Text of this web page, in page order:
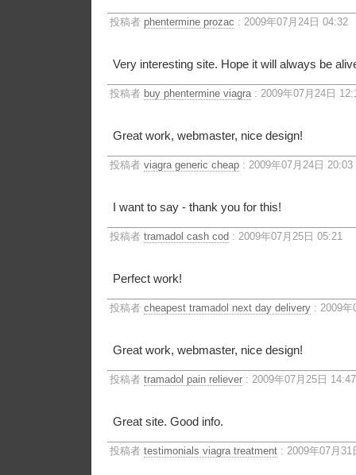
投稿者 phentermine prozac : 2009年07月24日 04:32
Very interesting site. Hope it will always be
投稿者 buy phentermine viagra: 2009年07月24日
Great work, webmaster, nice design!
投稿者 viagra generic cheap : 2009年07月24日 20:03
I want to say - thank you for this!
投稿者 tramadol cash cod : 2009年07月25日 05:21
Perfect work!
投稿者 cheapest tramadol next day delivery : 2009年
Great work, webmaster, nice design!
投稿者 tramadol pain reliever : 2009年07月25日 14:47
Great site. Good info.
投稿者 testimonials viagra treatment : 2009年07月31